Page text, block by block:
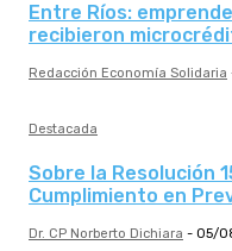
Entre Ríos:
recibieron
Redacción Economía Solidaria
Destacada
Sobre la Resolución
Cumplimiento en
Dr. CP Norberto Dichiara - 05/